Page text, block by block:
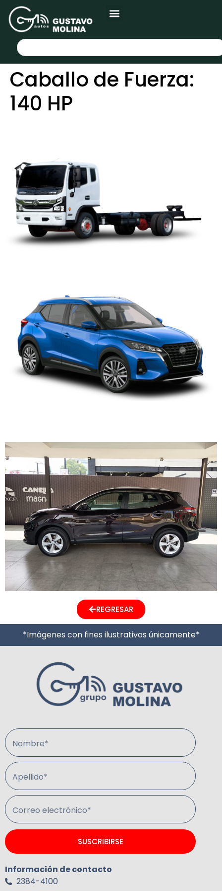
Caballo de Fuerza:
140 HP
REGRESAR
*Imágenes con fines ilustrativos únicamente*
Nombre*
Apellido*
Correo electrónico*
SUSCRIBIRSE
Información de contacto
2384-4100